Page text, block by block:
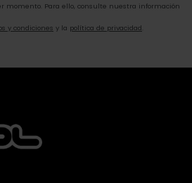
momento. Para ello, consulte nuestra información
y condiciones y la política de privacidad